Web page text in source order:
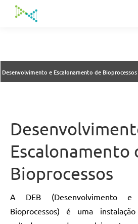
Desenvolvimento e Escalonamento de Bioprocessos
Escalonamento
Bioprocessos
A DEB (Desenvolvimento e
Bioprocessos) é uma